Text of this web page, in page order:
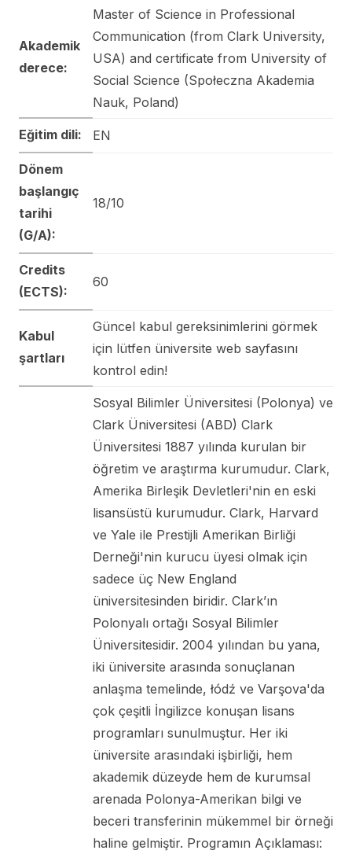
Akademik
derece:
Master of Science in Professional
Communication (from Clark University,
USA) and certificate from University of
Social Science (Społeczna Akademia
Nauk, Poland)
Eğitim dili: EN
Dönem
başlangıç
tarihi
(G/A):
18/10
Credits
(ECTS):
60
Kabul
şartları
Güncel kabul gereksinimlerini görmek
için lütfen üniversite web sayfasını
kontrol edin!
Sosyal Bilimler Üniversitesi (Polonya) ve
Clark Üniversitesi (ABD) Clark
Üniversitesi 1887 yılında kurulan bir
öğretim ve araştırma kurumudur. Clark,
Amerika Birleşik Devletleri'nin en eski
lisansüstü kurumudur. Clark, Harvard
ve Yale ile Prestijli Amerikan Birliği
Derneği'nin kurucu üyesi olmak için
sadece üç New England
üniversitesinden biridir. Clark’ın
Polonyalı ortağı Sosyal Bilimler
Üniversitesidir. 2004 yılından bu yana,
iki üniversite arasında sonuçlanan
anlaşma temelinde, łódź ve Varşova'da
çok çeşitli İngilizce konuşan lisans
programları sunulmuştur. Her iki
üniversite arasındaki işbirliği, hem
akademik düzeyde hem de kurumsal
arenada Polonya-Amerikan bilgi ve
beceri transferinin mükemmel bir örneği
haline gelmiştir. Programın Açıklaması: